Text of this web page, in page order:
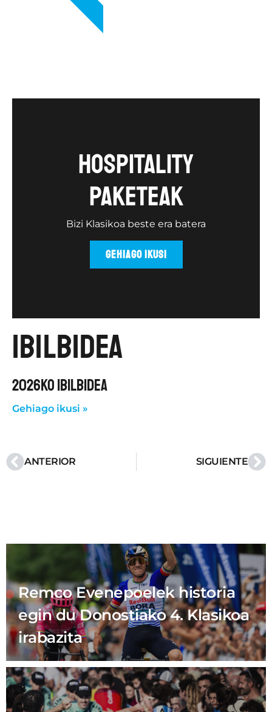
Hospitality
paketeak
Bizi Klasikoa beste era batera
GEHIAGO IKUSI
ibilbidea
2026KO IBILBIDEA
Gehiago ikusi »
ANTERIOR SIGUIENTE
Remco Evenepoelek historia
egin du Donostiako 4. Klasikoa
irabazita